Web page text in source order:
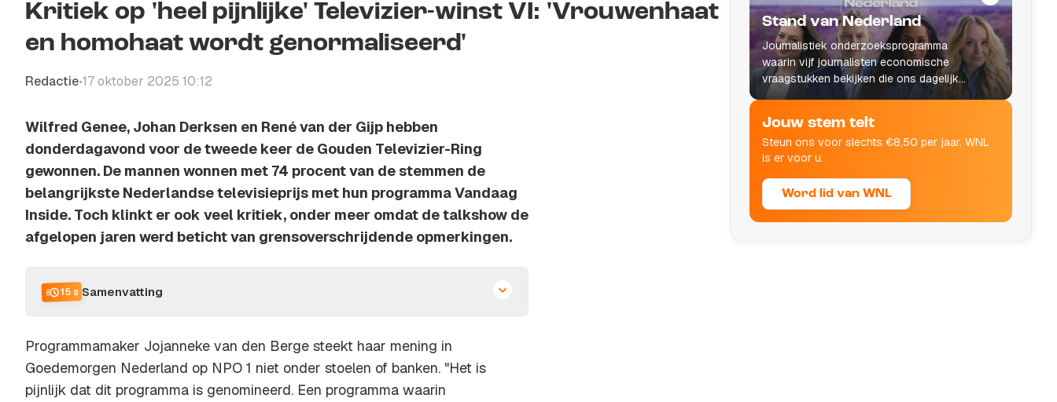
Kritiek op 'heel pijnlijke' Televizier-winst VI: 'Vrouwenhaat
en homohaat wordt genormaliseerd'
Redactie•17 oktober 2025 10:12
Wilfred Genee, Johan Derksen en René van der Gijp hebben
donderdagavond voor de tweede keer de Gouden Televizier-Ring
gewonnen. De mannen wonnen met 74 procent van de stemmen de
belangrijkste Nederlandse televisieprijs met hun programma Vandaag
Inside. Toch klinkt er ook veel kritiek, onder meer omdat de talkshow de
afgelopen jaren werd beticht van grensoverschrijdende opmerkingen.
15 s Samenvatting
Programmamaker Jojanneke van den Berge steekt haar mening in
Goedemorgen Nederland op NPO 1 niet onder stoelen of banken. "Het is
pijnlijk dat dit programma is genomineerd. Een programma waarin
Stand van Nederland
Journalistiek onderzoeksprogramma
waarin vijf journalisten economische
vraagstukken bekijken die ons dagelijks
leven raken.
Jouw stem telt
Steun ons voor slechts €8,50 per jaar. WNL
is er voor u.
Word lid van WNL